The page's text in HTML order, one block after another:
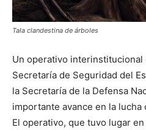
Tala clandestina de árboles
Un operativo interinstitucional
Secretaría de Seguridad del
la Secretaría de la Defensa
importante avance en la lucha
El operativo, que tuvo lugar